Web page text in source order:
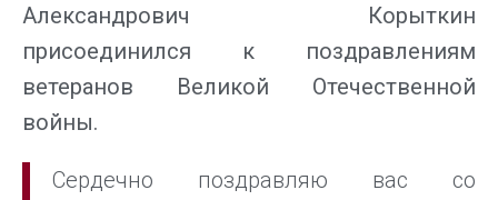
Александрович Корыткин
присоединился к поздравлениям
ветеранов Великой Отечественной
войны.
Сердечно поздравляю вас со